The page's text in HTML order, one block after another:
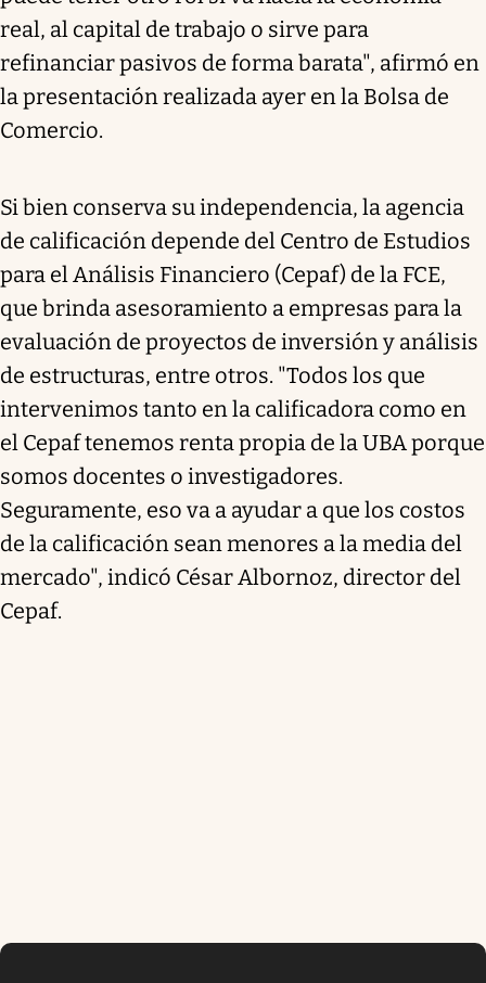
real, al capital de trabajo o sirve para
refinanciar pasivos de forma barata", afirmó en
la presentación realizada ayer en la Bolsa de
Comercio.
Si bien conserva su independencia, la agencia
de calificación depende del Centro de Estudios
para el Análisis Financiero (Cepaf) de la FCE,
que brinda asesoramiento a empresas para la
evaluación de proyectos de inversión y análisis
de estructuras, entre otros. "Todos los que
intervenimos tanto en la calificadora como en
el Cepaf tenemos renta propia de la UBA porque
somos docentes o investigadores.
Seguramente, eso va a ayudar a que los costos
de la calificación sean menores a la media del
mercado", indicó César Albornoz, director del
Cepaf.